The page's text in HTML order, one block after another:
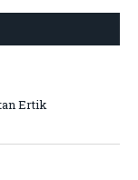
Ertik